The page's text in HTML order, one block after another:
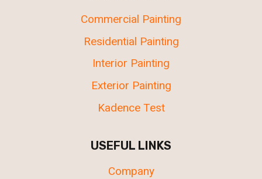
Commercial Painting
Residential Painting
Interior Painting
Exterior Painting
Kadence Test
USEFUL LINKS
Company